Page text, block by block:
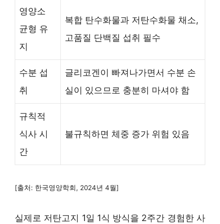
영양소
균형 유
지
복합 탄수화물과 저탄수화물 채소,
고품질 단백질 섭취 필수
수분 섭
취
글리코겐이 빠져나가면서 수분 손
실이 있으므로 충분히 마셔야 함
규칙적
식사 시
간
불규칙하면 체중 증가 위험 있음
[출처: 한국영양학회, 2024년 4월]
실제로 저탄고지 1일 1식 방식을 2주간 경험한 사